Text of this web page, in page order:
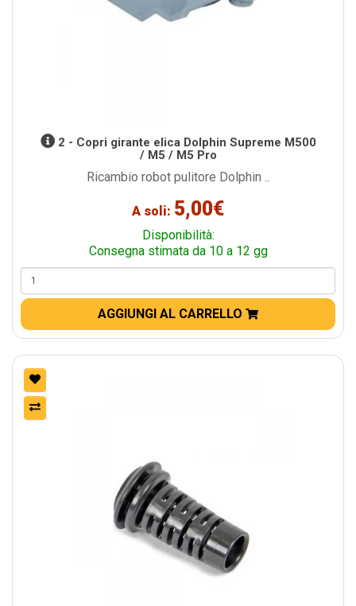
2 - Copri girante elica Dolphin Supreme M500
/ M5 / M5 Pro
Ricambio robot pulitore Dolphin ..
A soli: 5,00€
Disponibilità:
Consegna stimata da 10 a 12 gg
AGGIUNGI AL CARRELLO